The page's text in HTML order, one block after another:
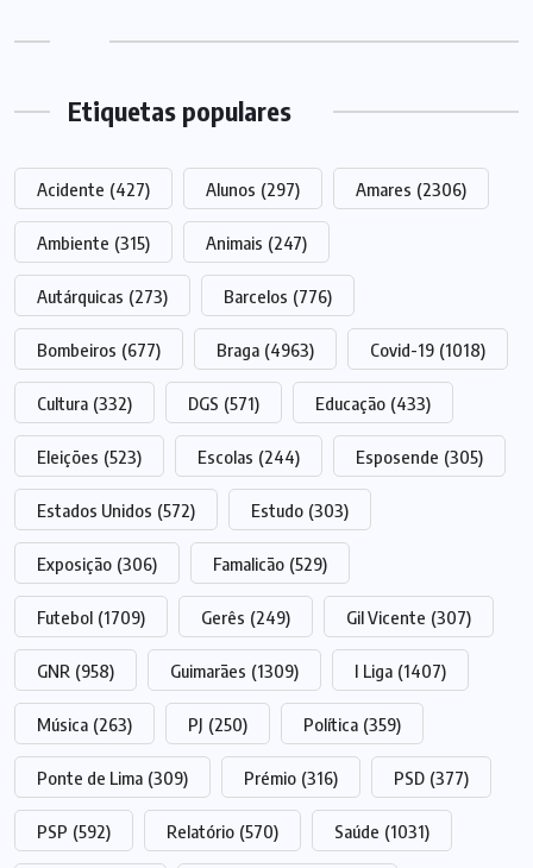
Etiquetas populares
Acidente (427) Alunos (297) Amares (2306)
Ambiente (315) Animais (247)
Autárquicas (273) Barcelos (776)
Bombeiros (677) Braga (4963) Covid-19 (1018)
Cultura (332) DGS (571) Educação (433)
Eleições (523) Escolas (244) Esposende (305)
Estados Unidos (572) Estudo (303)
Exposição (306) Famalicão (529)
Futebol (1709) Gerês (249) Gil Vicente (307)
GNR (958) Guimarães (1309) I Liga (1407)
Música (263) PJ (250) Política (359)
Ponte de Lima (309) Prémio (316) PSD (377)
PSP (592) Relatório (570) Saúde (1031)